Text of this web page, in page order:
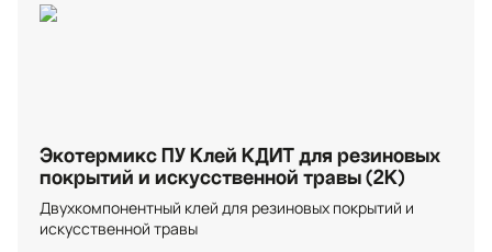
Экотермикс ПУ Клей КДИТ для резиновых
покрытий и искусственной травы (2К)
Двухкомпонентный клей для резиновых покрытий и
искусственной травы